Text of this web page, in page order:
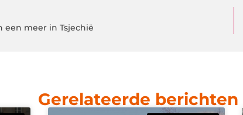
een meer in Tsjechië
Gerelateerde berichten